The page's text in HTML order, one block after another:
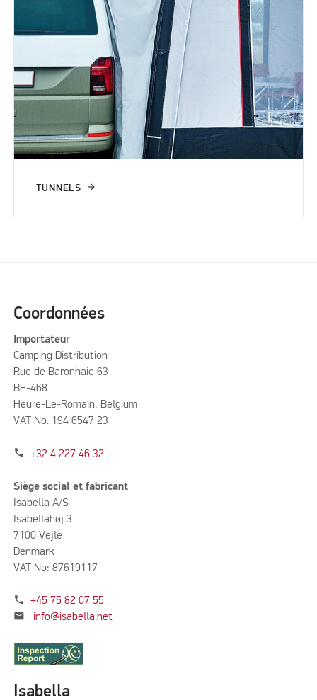
TUNNELS
Coordonnées
Importateur
Camping Distribution
Rue de Baronhaie 63
BE-468
Heure-Le-Romain, Belgium
VAT No. 194 6547 23
phone +32 4 227 46 32
Siège social et fabricant
Isabella A/S
Isabellahøj 3
7100 Vejle
Denmark
VAT No: 87619117
phone +45 75 82 07 55
mail info@isabella.net
Isabella